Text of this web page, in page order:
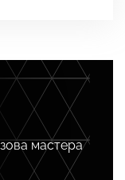
мастера